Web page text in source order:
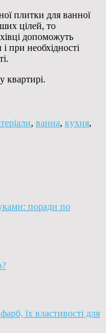
плитки для ванної
цілей, то
допоможуть
при необхідності
у квартирі.
, ванна, кухня,
поради по
їх властивості для